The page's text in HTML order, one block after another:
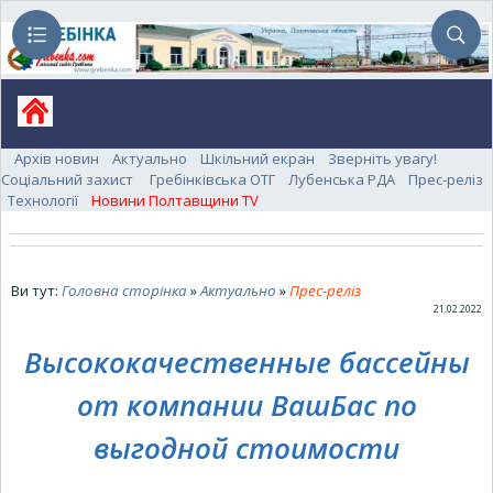
Архів новин Актуально Шкільний екран
Зверніть увагу!
Соціальний захист
Гребінківська ОТГ Лубенська РДА
Прес-реліз
Технології
Новини Полтавщини TV
Ви тут: Головна сторінка»Актуально »Прес-реліз
21.02.2022
Высококачественные бассейны
от компании ВашБас по
выгодной стоимости